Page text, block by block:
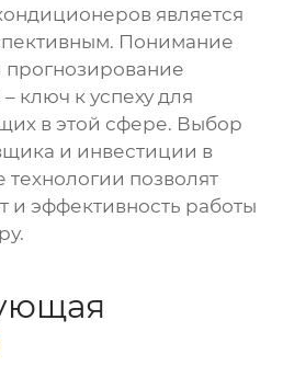
является
Понимание
прогнозирование
ключ к успеху для
в этой сфере. Выбор
и инвестиции в
позволят
и эффективность работы